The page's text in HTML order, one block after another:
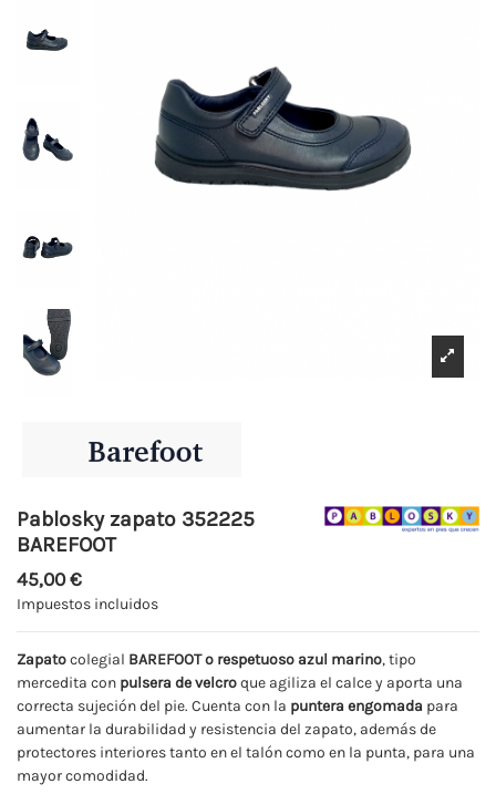
Pablosky zapato 352225
BAREFOOT
45,00 €
Impuestos incluidos
Zapatocolegial BAREFOOT o respetuoso azul marino, tipo
mercedita con pulsera de velcroque agiliza el calce y aporta una
correcta sujeción del pie. Cuenta con la puntera engomada para
aumentar la durabilidad y resistencia del zapato, además de
protectores interiores tanto en el talón como en la punta, para una
mayor comodidad.